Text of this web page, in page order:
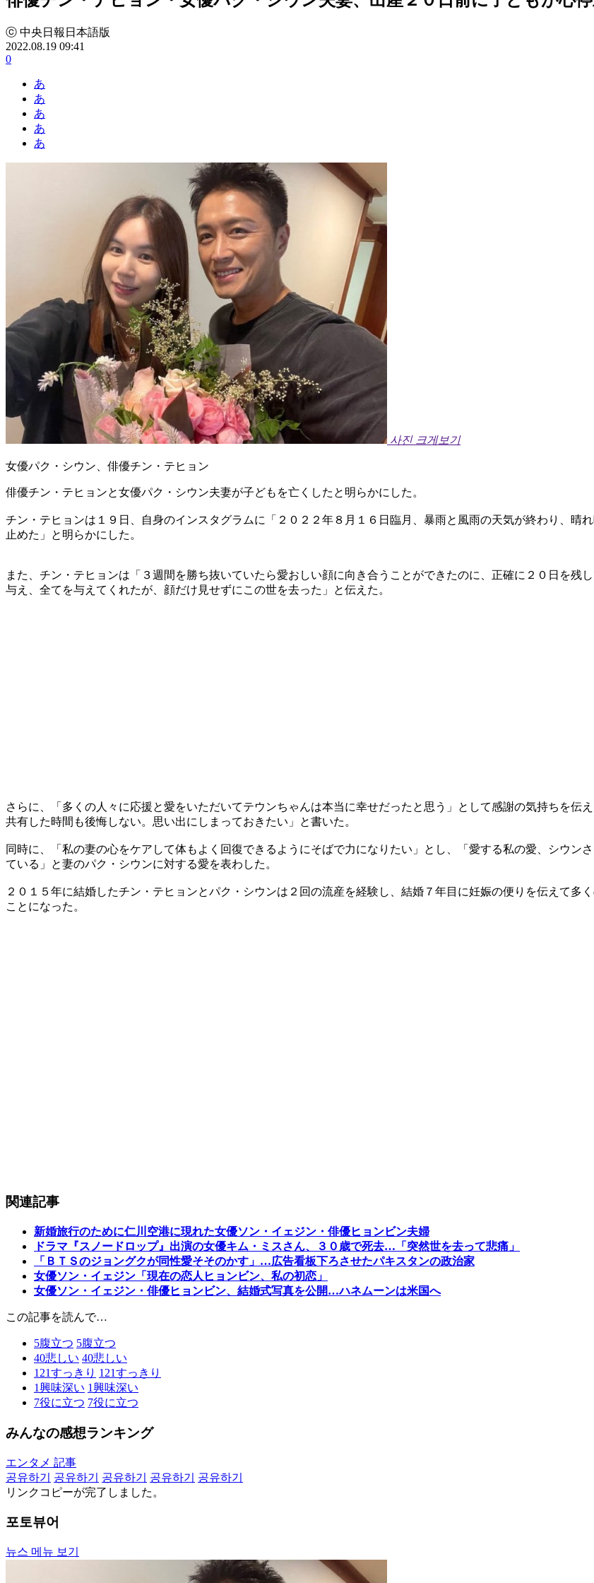
ⓒ 中央日報日本語版
2022.08.19 09:41
0
あ
あ
あ
あ
あ
사진 크게보기
女優パク・シウン、俳優チン・テヒョン
俳優チン・テヒョンと女優パク・シウン夫妻が子どもを亡くしたと明らかにした。
チン・テヒョンは１９日、自身のインスタグラムに「２０２２年８月１６日臨月、暴雨と風雨の天気が終わり、晴
止めた」と明らかにした。
また、チン・テヒョンは「３週間を勝ち抜いていたら愛おしい顔に向き合うことができたのに、正確に２０日を残
与え、全てを与えてくれたが、顔だけ見せずにこの世を去った」と伝えた。
さらに、「多くの人々に応援と愛をいただいてテウンちゃんは本当に幸せだったと思う」として感謝の気持ちを伝
共有した時間も後悔しない。思い出にしまっておきたい」と書いた。
同時に、「私の妻の心をケアして体もよく回復できるようにそばで力になりたい」とし、「愛する私の愛、シウン
ている」と妻のパク・シウンに対する愛を表わした。
２０１５年に結婚したチン・テヒョンとパク・シウンは２回の流産を経験し、結婚７年目に妊娠の便りを伝えて多
ことになった。
関連記事
新婚旅行のために仁川空港に現れた女優ソン・イェジン・俳優ヒョンビン夫婦
ドラマ『スノードロップ』出演の女優キム・ミスさん、３０歳で死去…「突然世を去って悲痛」
「ＢＴＳのジョングクが同性愛そそのかす」…広告看板下ろさせたパキスタンの政治家
女優ソン・イェジン「現在の恋人ヒョンビン、私の初恋」
女優ソン・イェジン・俳優ヒョンビン、結婚式写真を公開…ハネムーンは米国へ
この記事を読んで…
5腹立つ 5腹立つ
40悲しい 40悲しい
121すっきり 121すっきり
1興味深い 1興味深い
7役に立つ 7役に立つ
みんなの感想ランキング
エンタメ 記事
공유하기
공유하기 공유하기 공유하기
공유하기
リンクコピーが完了しました。
포토뷰어
뉴스 메뉴 보기